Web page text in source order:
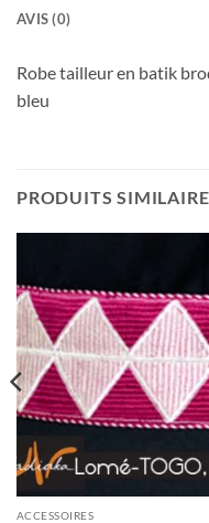
AVIS (0)
Robe tailleur en batik
bleu
PRODUITS
ACCESSOIRES